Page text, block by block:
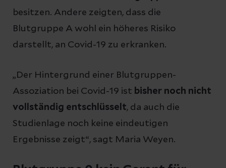
besitzen. Andere zeigten, dass die
Blutgruppe A wohl ein höheres Risiko
darstellt, an Covid-19 zu erkranken.
„Der Hintergrund einer Blutgruppen-
Assoziation bei Covid-19 ist bisher noch nicht
vollständig entschlüsselt, da auch die
Studienlage noch keine eindeutigen
Ergebnisse zeigt“, sagt Maria Weyen.